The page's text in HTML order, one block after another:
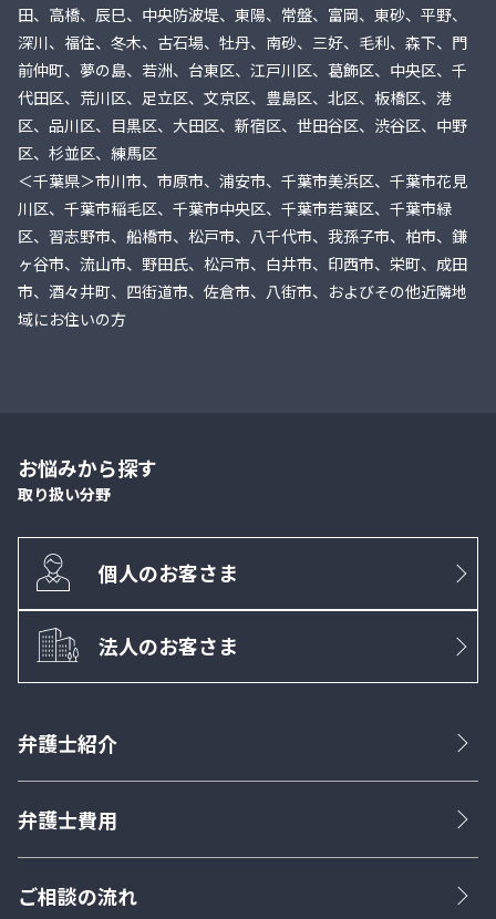
田、高橋、辰巳、中央防波堤、東陽、常盤、富岡、東砂、平野、
深川、福住、冬木、古石場、牡丹、南砂、三好、毛利、森下、門
前仲町、夢の島、若洲、台東区、江戸川区、葛飾区、中央区、千
代田区、荒川区、足立区、文京区、豊島区、北区、板橋区、港
区、品川区、目黒区、大田区、新宿区、世田谷区、渋谷区、中野
区、杉並区、練馬区
＜千葉県＞市川市、市原市、浦安市、千葉市美浜区、千葉市花見
川区、千葉市稲毛区、千葉市中央区、千葉市若葉区、千葉市緑
区、習志野市、船橋市、松戸市、八千代市、我孫子市、柏市、鎌
ヶ谷市、流山市、野田氏、松戸市、白井市、印西市、栄町、成田
市、酒々井町、四街道市、佐倉市、八街市、およびその他近隣地
域にお住いの方
お悩みから探す
取り扱い分野
個人のお客さま
法人のお客さま
弁護士紹介
弁護士費用
ご相談の流れ